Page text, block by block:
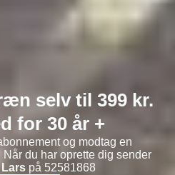
selv til 399 kr.
for 30 år +
og modtag en
du har oprette dig sender
Larspå 52581868